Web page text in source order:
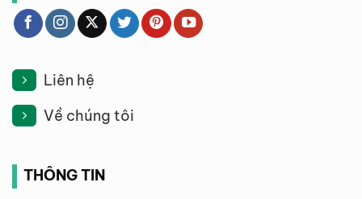
Liên hệ
Về chúng tôi
THÔNG TIN